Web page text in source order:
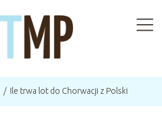
/ Ile trwa lot do Chorwacji z Polski